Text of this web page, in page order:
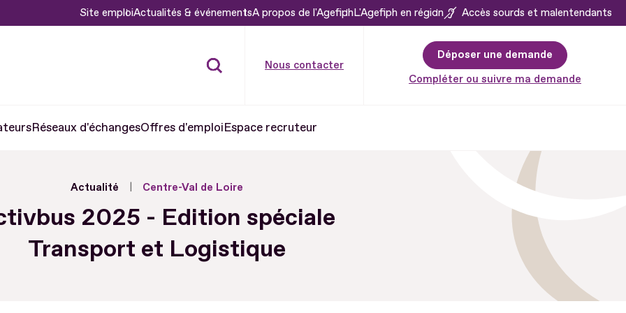
Site emploiActualités & événementsA propos de l'AgefiphL'Agefiph en région Accès sourds et malentendants
Nous contacter
Déposer une demande
Compléter ou suivre ma demande
Réseaux d'échangesOffres d'emploiEspace recruteur
Actualité Centre-Val de Loire
2025 - Edition spéciale
Transport et Logistique